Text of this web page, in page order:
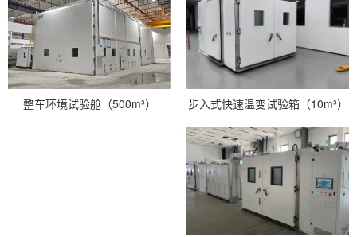
整车环境试验舱（500m³） 步入式快速温变试验箱（10m³）